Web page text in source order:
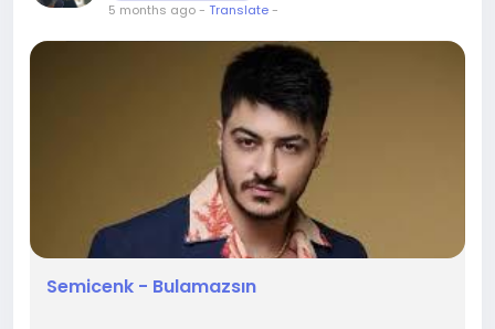
5 months ago- Translate-
Semicenk - Bulamazsın